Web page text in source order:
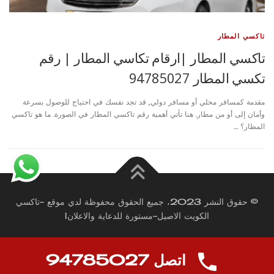
تاكسي المطار
تاكسي المطار |ارقام تكاسي المطار | رقم
تكسي المطار 94785027
مقدمة كمسافر محلي أو مسافر دولي, قد تجد نفسك في احتياج للوصول بسرعة
وأمان إلى أو من مطار. هنا تأتي أهمية رقم تاكسي المطار في الصورة. ما هو تاكسي
المطار؟ …
© حقوق النشر 2023، جميع الحقوق محفوظة لدي موقع -تاكسي
الكويت الاصيل-مستورة للدعاية والاعلان|
اتصل 94785027